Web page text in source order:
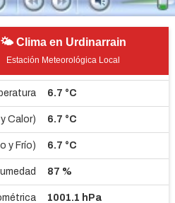
🌤 Clima en Urdinarrain
Estación Meteorológica Local